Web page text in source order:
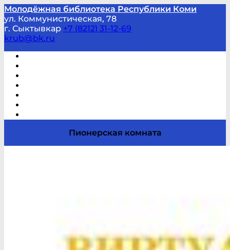
Молодёжная библиотека Республики Коми
ул. Коммунистическая, 78
г. Сыктывкар +7 (8212) 31-12-69
krub@bk.ru
Пионерская комната